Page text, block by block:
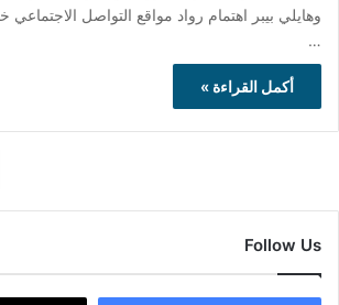
وهايلي بيبر اهتمام رواد مواقع التواصل الاجتماعي
…
أكمل القراءة »
Follow Us